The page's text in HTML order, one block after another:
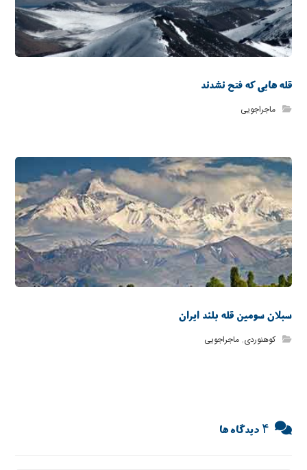
قله هایی که فتح نشدند
ماجراجویی
سبلان سومین قله بلند ایران
کوهنوردی,ماجراجویی
۴ دیدگاه ها